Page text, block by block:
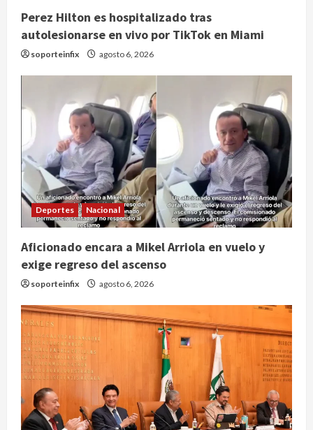
Perez Hilton es hospitalizado tras
autolesionarse en vivo por TikTok en Miami
soporteinfix agosto 6, 2026
Deportes Nacional
Aficionado encara a Mikel Arriola en vuelo y
exige regreso del ascenso
soporteinfix agosto 6, 2026